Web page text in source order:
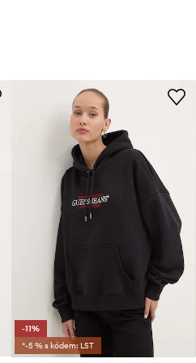
-11%
*-5 % s kódem: LST